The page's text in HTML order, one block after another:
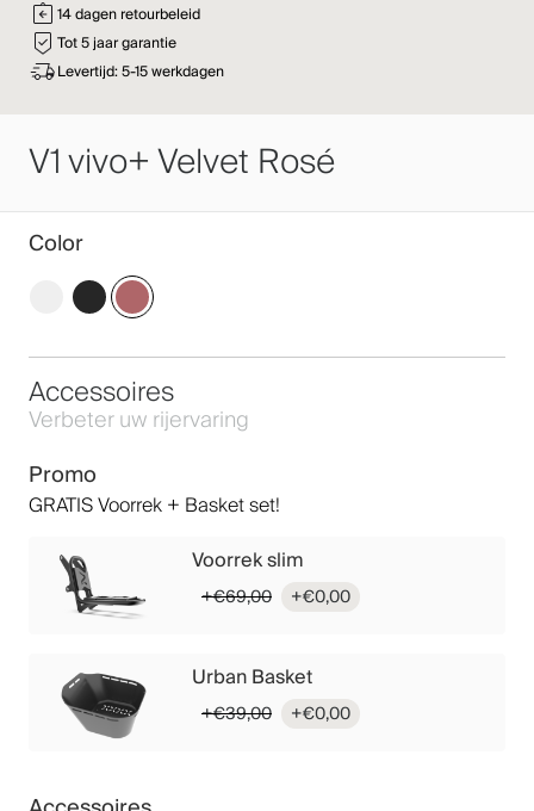
14 dagen retourbeleid
Tot 5 jaar garantie
Levertijd: 5-15 werkdagen
V1 vivo+ Velvet Rosé
Color
Accessoires
Verbeter uw rijervaring
Promo
GRATIS Voorrek + Basket set!
Voorrek slim
€69,00
Oorspronkelijke
prijs
€0,00
Huidige
prijs
Urban Basket
€39,00
Oorspronkelijke
prijs
€0,00
Huidige
prijs